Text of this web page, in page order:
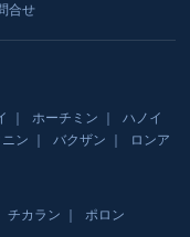
合せ
ホーチミン
ハノイ
ン バクザン
ロンア
チカラン ポロン